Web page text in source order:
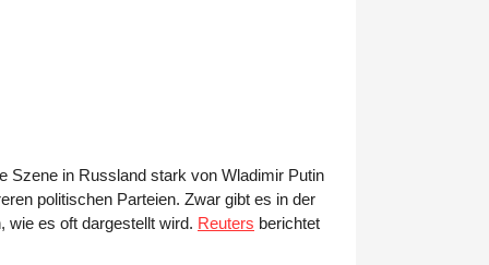
Szene in Russland stark von Wladimir Putin
politischen Parteien. Zwar gibt es in der
wie es oft dargestellt wird. Reuters berichtet